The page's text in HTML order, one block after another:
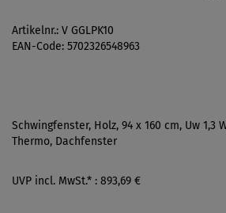
Artikelnr.: V GGLPK10
EAN-Code: 5702326548963
Schwingfenster, Holz, 94 x 160 cm, Uw 1,3
Thermo, Dachfenster
UVP incl. MwSt.* : 893,69 €